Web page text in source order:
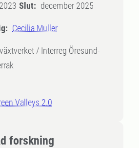
Slut: december 2025
Cecilia Muller
/ Interreg Öresund-
Valleys 2.0
forskning